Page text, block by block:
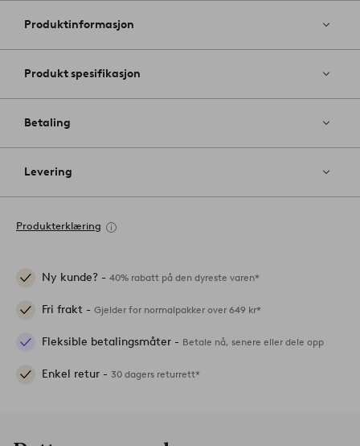
Produktinformasjon
Produkt spesifikasjon
Betaling
Levering
Produkterklæring
Ny kunde? - 40% rabatt på den dyreste varen*
Fri frakt - Gjelder for normalpakker over 649 kr*
Fleksible betalingsmåter - Betale nå, senere eller dele opp
Enkel retur - 30 dagers returrett*